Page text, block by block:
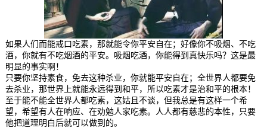
如果人们而能戒口吃素，那就能令你平安自在；好像你不吸烟、不吃
酒，你就有不吃烟酒的平安。吸烟吃酒，你能得到真快乐吗？这是最
明显的事实啊！
只要你坚持素食，免去这种杀业，你就能平安自在；全世界人都要免
去杀业，那世界上就能永远得到和平，所以吃素才是治和平的根本！
至于能不能全世界人都吃素，这姑且不谈，但我总是有这样一个希
望，希望有人在响应、在劝勉人家吃素。人人都有慈悲的本性，只要
他把道理明白后就可以做到的。